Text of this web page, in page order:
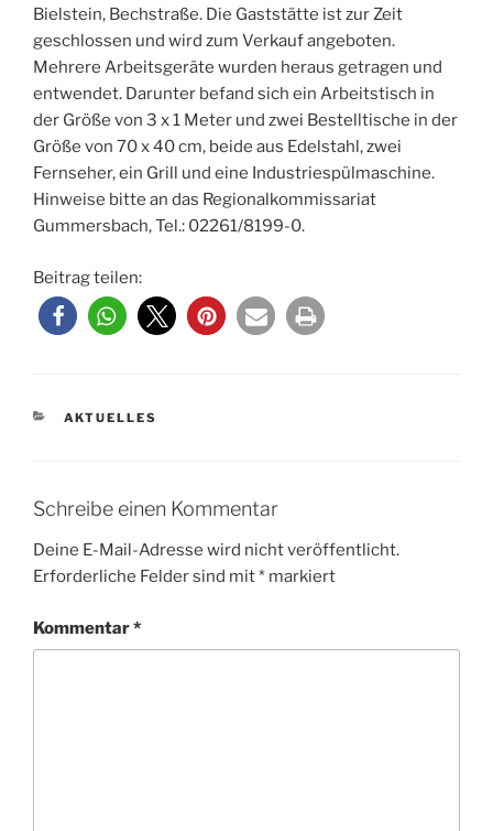
Bielstein, Bechstraße. Die Gaststätte ist zur Zeit
geschlossen und wird zum Verkauf angeboten.
Mehrere Arbeitsgeräte wurden heraus getragen und
entwendet. Darunter befand sich ein Arbeitstisch in
der Größe von 3 x 1 Meter und zwei Bestelltische in der
Größe von 70 x 40 cm, beide aus Edelstahl, zwei
Fernseher, ein Grill und eine Industriespülmaschine.
Hinweise bitte an das Regionalkommissariat
Gummersbach, Tel.: 02261/8199-0.
Beitrag teilen:
KATEGORIEN
AKTUELLES
Schreibe einen Kommentar
Deine E-Mail-Adresse wird nicht veröffentlicht.
Erforderliche Felder sind mit* markiert
Kommentar*